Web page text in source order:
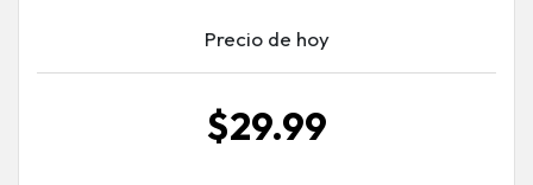
Precio de hoy
$29.99